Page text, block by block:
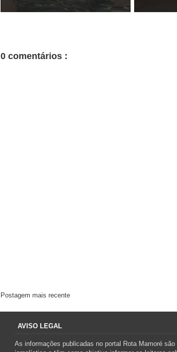
0 comentários :
Postagem mais recente
AVISO LEGAL
As informações publicadas no portal Rota Mamoré são